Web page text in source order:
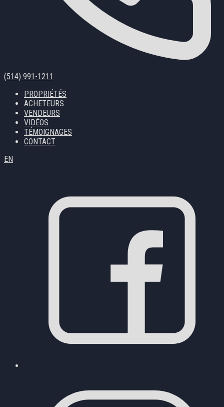
(514) 991-1211
PROPRIÉTÉS
ACHETEURS
VENDEURS
VIDÉOS
TÉMOIGNAGES
CONTACT
EN